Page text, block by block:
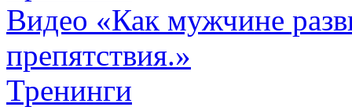
Видео «Как мужчине
препятствия.»
Тренинги